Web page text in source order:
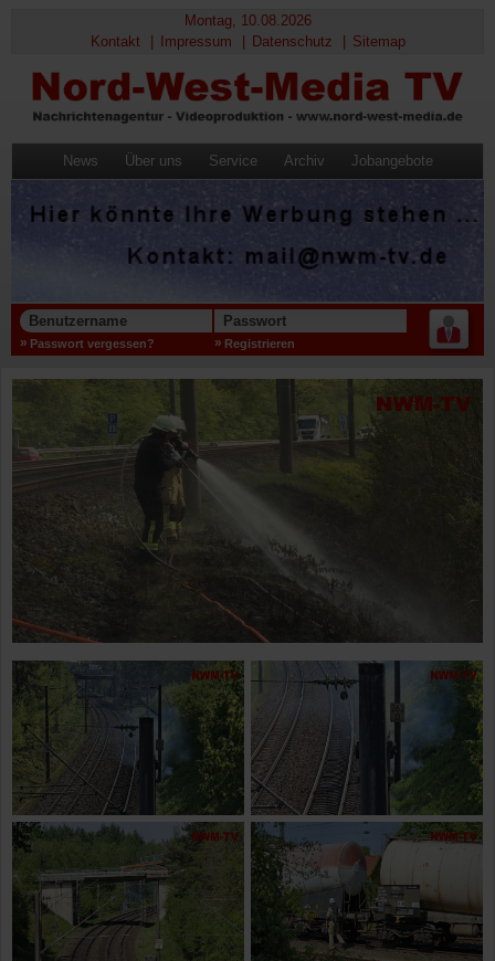
Montag, 10.08.2026
Kontakt
Impressum Datenschutz Sitemap
News Über uns Service Archiv Jobangebote
Benutzername Passwort
Passwort vergessen? Registrieren